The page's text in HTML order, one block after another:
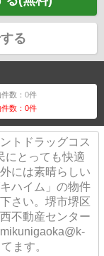
る
件数：0件
件数：0件
トドラッグコス
にとっても快適
には素晴らしい
ハイム」の物件
さい。堺市堺区
不動産センター
ます。